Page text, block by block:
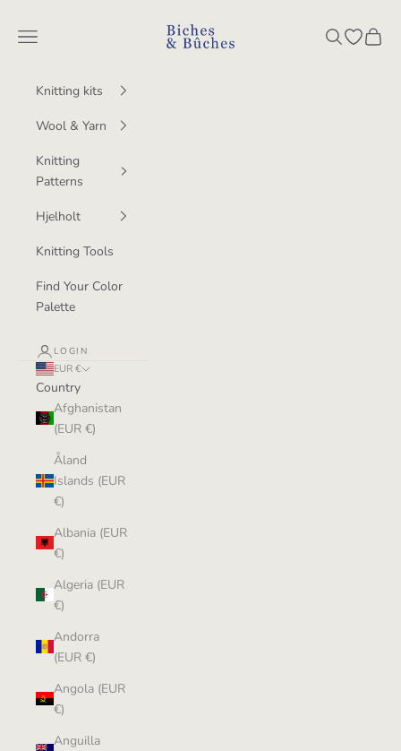
BichesetBuches
Navigation menu SearchOpen
Cart
Knitting kits
Wool & Yarn
Knitting
Patterns
Hjelholt
Knitting Tools
Find Your Color
Palette
LOGIN
EUR €
Country
Afghanistan
(EUR €)
Åland
Islands (EUR
€)
Albania (EUR
€)
Algeria (EUR
€)
Andorra
(EUR €)
Angola (EUR
€)
Anguilla